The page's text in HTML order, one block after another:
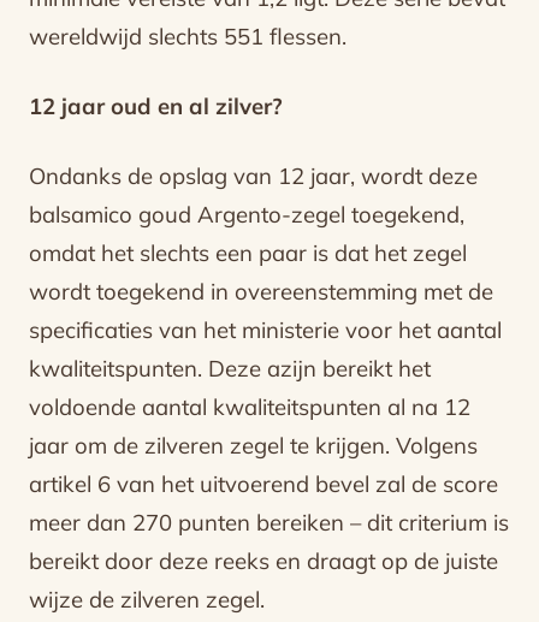
wereldwijd slechts 551 flessen.
12 jaar oud en al zilver?
Ondanks de opslag van 12 jaar, wordt deze
balsamico goud Argento-zegel toegekend,
omdat het slechts een paar is dat het zegel
wordt toegekend in overeenstemming met de
specificaties van het ministerie voor het aantal
kwaliteitspunten. Deze azijn bereikt het
voldoende aantal kwaliteitspunten al na 12
jaar om de zilveren zegel te krijgen. Volgens
artikel 6 van het uitvoerend bevel zal de score
meer dan 270 punten bereiken – dit criterium is
bereikt door deze reeks en draagt ​​op de juiste
wijze de zilveren zegel.